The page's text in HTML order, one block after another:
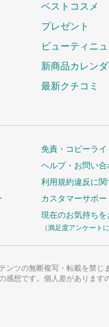
ベストコスメ
プレゼント
ビューティニ
新商品カレン
最新クチコミ
免責・コピーライ
ヘルプ・お問い合
利用規約違反に
カスタマーサポ
現在のお気持ち
（満足度アンケート
ンツの無断複写・転載を禁じ
感想です。個人差があります